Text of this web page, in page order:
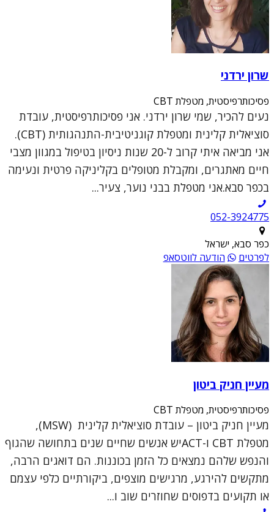
שרון ירדני
פסיכותרפיסטית, מטפלת CBT
נעים להכיר, שמי שרון ירדני. אני פסיכותרפיסטית, עובדת
סוציאלית קלינית ומטפלת קוגניטיבית-התנהגותית (CBT).
אני מביאה איתי קרוב ל-20 שנות ניסיון בטיפול במגוון מצבי
חיים מאתגרים, ומקבלת מטופלים בקליניקה פרטית ונעימה
בכפר סבא.אני מטפלת בבני נוער, צעיר...
052-3924775
כפר סבא, ישראל
לפרטים
הודעה לווטסאפ
מעיין חניק ביטון
פסיכותרפיסטית, מטפלת CBT
מעיין חניק ביטון – עובדת סוציאלית קלינית (MSW),
מטפלת CBT ו-ACTיש אנשים שחיים שנים בתחושה שהגוף
והנפש שלהם נמצאים כל הזמן בכוננות. הם דואגים הרבה,
מתקשים להירגע, מרגישים מוצפים, ביקורתיים כלפי עצמם
או תקועים בדפוסים שחוזרים שוב ו...